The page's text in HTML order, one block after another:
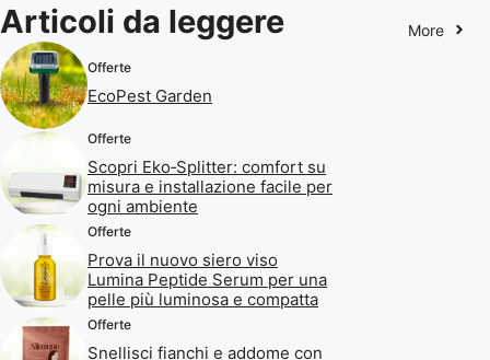
Articoli da leggere More
Offerte
EcoPest Garden
Offerte
Scopri Eko‑Splitter: comfort su
misura e installazione facile per
ogni ambiente
Offerte
Prova il nuovo siero viso
Lumina Peptide Serum per una
pelle più luminosa e compatta
Offerte
Snellisci fianchi e addome con